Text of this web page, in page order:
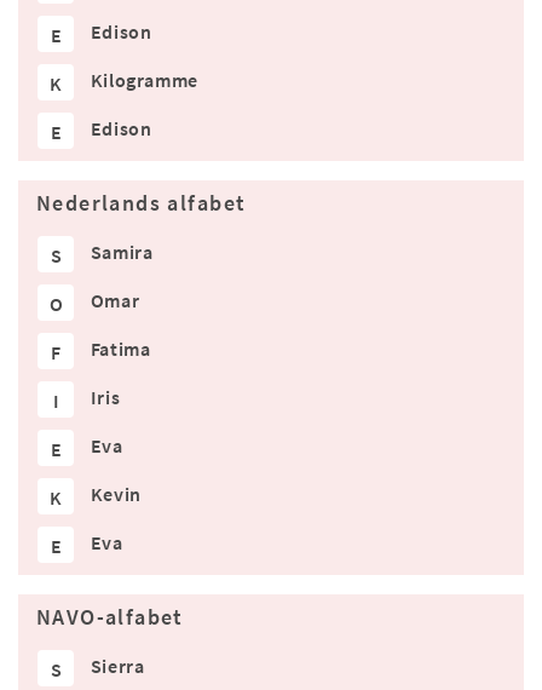
E Edison
K Kilogramme
E Edison
Nederlands alfabet
S Samira
O Omar
F Fatima
I Iris
E Eva
K Kevin
E Eva
NAVO-alfabet
S Sierra